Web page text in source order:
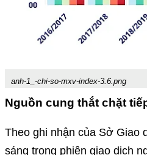
anh-1_-chi-so-mxv-index-3.6.png
Nguồn cung thắt chặt
Theo ghi nhận của Sở Giao
sáng trong phiên giao dịch